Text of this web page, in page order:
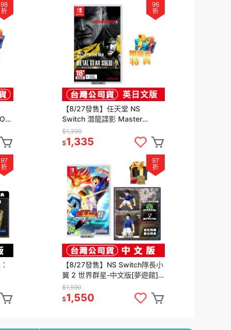
98
折
莉
96
折
【8/27發售】任天堂 NS
Switch 潛龍諜影 Master
Collection Vol.2 -英日文版
$1,390
$1,335
97
折
97
折
【8/27發售】NS Switch隊長小
翼 2 世界群星-中文版[夢遊館]
足球 天使之翼
$1,590
$1,550